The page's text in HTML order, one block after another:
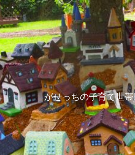
がせっちの子育て世